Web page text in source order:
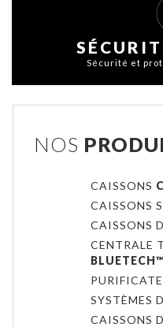
Sécurité et
NOS
CAISSONS
CAISSONS
CAISSONS
CENTRALE
BLUETECH™
SYSTÈMES
CAISSONS